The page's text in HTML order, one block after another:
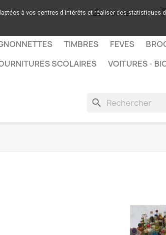
 Connexion
TIMBRES FEVES
SCOLAIRES
VOITURES -
search
à vos centres d'intérêts et réaliser des statistiques